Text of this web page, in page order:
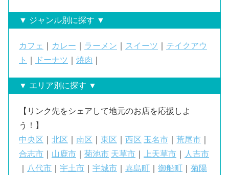
▼ ジャンル別に探す ▼
カフェ カレー ラーメン スイーツ
テイクアウ
ト
ドーナツ 焼肉
▼ エリア別に探す ▼
【リンク先をシェアして地元のお店を応援しよ
う！】
中央区
北区 南区 東区 西区 玉名市 荒尾市
合志市
山鹿市 菊池市 天草市 上天草市
人吉市
八代市 宇土市 宇城市 嘉島町 御船町
菊陽